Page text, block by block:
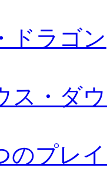
ドラゴン
ス・ダ
のプレ